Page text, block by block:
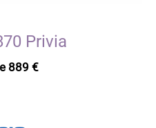
Privia
889€